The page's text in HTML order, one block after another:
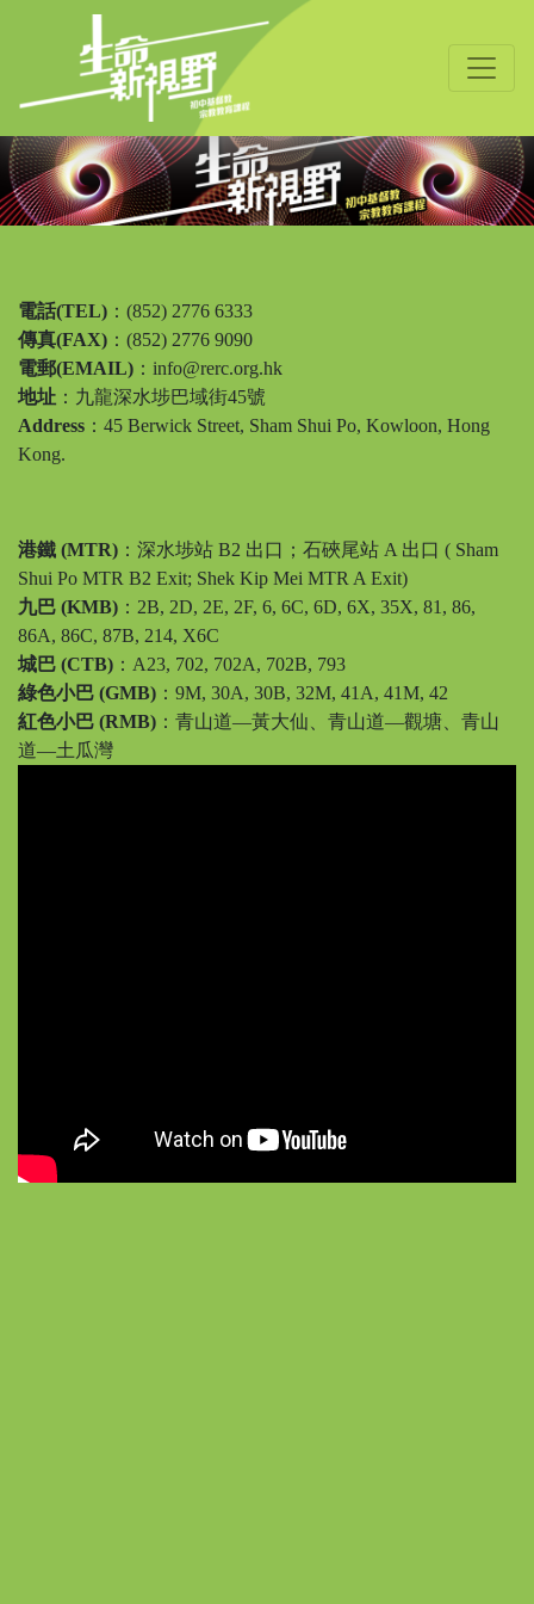
電話(TEL) ：(852) 2776 6333
傳真(FAX) ：(852) 2776 9090
電郵(EMAIL) ： info@rerc.org.hk
地址 ：九龍深水埗巴域街45號
Address ：45 Berwick Street, Sham Shui Po, Kowloon, Hong
Kong.
港鐵 (MTR) ：深水埗站 B2 出口；石硤尾站 A 出口 ( Sham
Shui Po MTR B2 Exit; Shek Kip Mei MTR A Exit)
九巴 (KMB) ：2B, 2D, 2E, 2F, 6, 6C, 6D, 6X, 35X, 81, 86,
86A, 86C, 87B, 214, X6C
城巴 (CTB) ：A23, 702, 702A, 702B, 793
綠色小巴 (GMB) ：9M, 30A, 30B, 32M, 41A, 41M, 42
紅色小巴 (RMB) ：青山道—黃大仙、青山道—觀塘、青山
道—土瓜灣